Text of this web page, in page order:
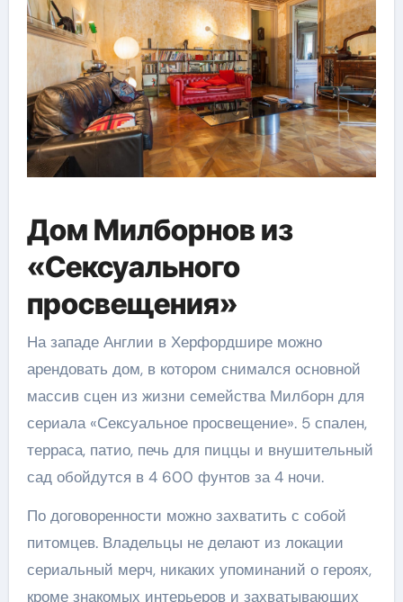
Дом Милборнов из
«Сексуального
просвещения»
На западе Англии в Херфордшире можно
арендовать дом, в котором снимался основной
массив сцен из жизни семейства Милборн для
сериала «Сексуальное просвещение». 5 спален,
терраса, патио, печь для пиццы и внушительный
сад обойдутся в 4 600 фунтов за 4 ночи.
По договоренности можно захватить с собой
питомцев. Владельцы не делают из локации
сериальный мерч, никаких упоминаний о героях,
кроме знакомых интерьеров и захватывающих